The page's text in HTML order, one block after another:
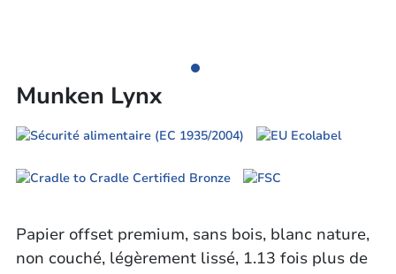
Munken Lynx
Papier offset premium, sans bois, blanc nature,
non couché, légèrement lissé, 1.13 fois plus de